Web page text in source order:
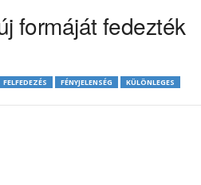
formáját fedezték
FELFEDEZÉS FÉNYJELENSÉG
KÜLÖNLEGES